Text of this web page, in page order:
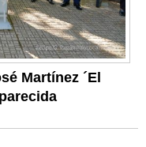
Martínez ´El